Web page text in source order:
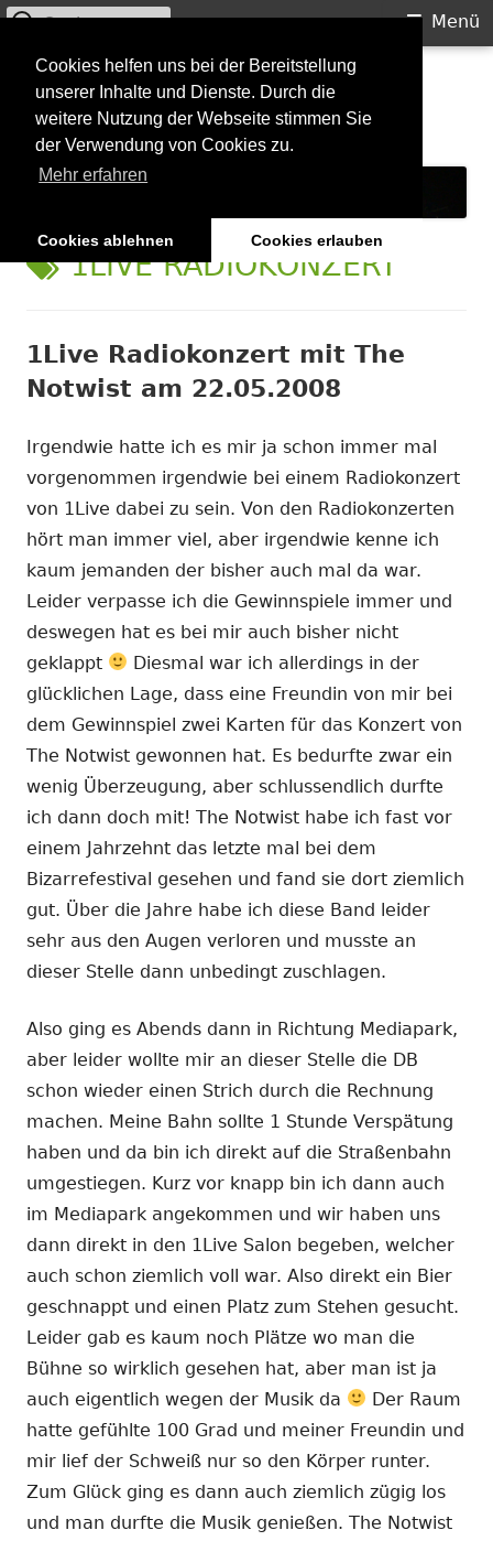
Cookies helfen uns bei der Bereitstellung
unserer Inhalte und Dienste. Durch die
weitere Nutzung der Webseite stimmen Sie
der Verwendung von Cookies zu.
Mehr erfahren
Cookies ablehnen Cookies erlauben
Springe
Inhalt
Starkilla
Konzertberichte und mehr
Primäres
Menü
Menü
Suchen
SCHLAGWORT:
1LIVE RADIOKONZERT
1Live Radiokonzert mit The
Notwist am 22.05.2008
Irgendwie hatte ich es mir ja schon immer mal
vorgenommen irgendwie bei einem Radiokonzert
von 1Live dabei zu sein. Von den Radiokonzerten
hört man immer viel, aber irgendwie kenne ich
kaum jemanden der bisher auch mal da war.
Leider verpasse ich die Gewinnspiele immer und
deswegen hat es bei mir auch bisher nicht
geklappt
Diesmal war ich allerdings in der
glücklichen Lage, dass eine Freundin von mir bei
dem Gewinnspiel zwei Karten für das Konzert von
The Notwist gewonnen hat. Es bedurfte zwar ein
wenig Überzeugung, aber schlussendlich durfte
ich dann doch mit! The Notwist habe ich fast vor
einem Jahrzehnt das letzte mal bei dem
Bizarrefestival gesehen und fand sie dort ziemlich
gut. Über die Jahre habe ich diese Band leider
sehr aus den Augen verloren und musste an
dieser Stelle dann unbedingt zuschlagen.
Also ging es Abends dann in Richtung Mediapark,
aber leider wollte mir an dieser Stelle die DB
schon wieder einen Strich durch die Rechnung
machen. Meine Bahn sollte 1 Stunde Verspätung
haben und da bin ich direkt auf die Straßenbahn
umgestiegen. Kurz vor knapp bin ich dann auch
im Mediapark angekommen und wir haben uns
dann direkt in den 1Live Salon begeben, welcher
auch schon ziemlich voll war. Also direkt ein Bier
geschnappt und einen Platz zum Stehen gesucht.
Leider gab es kaum noch Plätze wo man die
Bühne so wirklich gesehen hat, aber man ist ja
auch eigentlich wegen der Musik da
Der Raum
hatte gefühlte 100 Grad und meiner Freundin und
mir lief der Schweiß nur so den Körper runter.
Zum Glück ging es dann auch ziemlich zügig los
und man durfte die Musik genießen. The Notwist